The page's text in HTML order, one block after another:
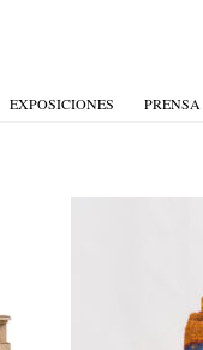
EXPOSICIONES PRENSA